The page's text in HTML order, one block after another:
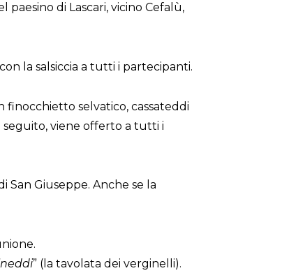
di Lascari, vicino Cefalù,
la salsiccia a tutti i partecipanti.
selvatico, cassateddi
seguito, viene offerto a tutti i
San Giuseppe. Anche se la
” (la tavolata dei verginelli).